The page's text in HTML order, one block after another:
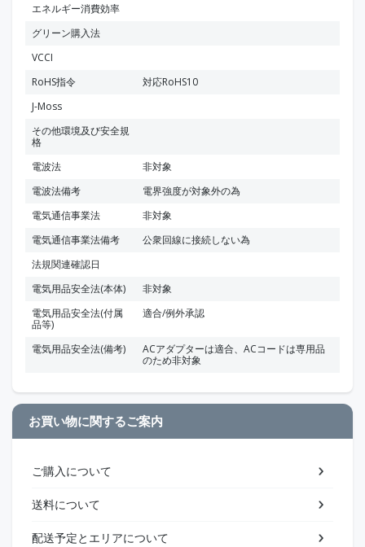
エネルギー消費効率
グリーン購入法
VCCI
RoHS指令
対応RoHS10
J-Moss
その他環境及び安全規
格
電波法
非対象
電波法備考
電界強度が対象外の為
電気通信事業法
非対象
電気通信事業法備考
公衆回線に接続しない為
法規関連確認日
電気用品安全法(本体)
非対象
電気用品安全法(付属
品等)
適合/例外承認
電気用品安全法(備考)
ACアダプターは適合、ACコードは専用品
のため非対象
お買い物に関するご案内
ご購入について
送料について
配送予定とエリアについて